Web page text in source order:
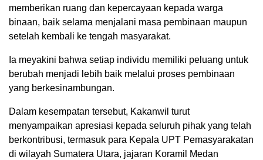
memberikan ruang dan kepercayaan kepada warga
binaan, baik selama menjalani masa pembinaan maupun
setelah kembali ke tengah masyarakat.
Ia meyakini bahwa setiap individu memiliki peluang untuk
berubah menjadi lebih baik melalui proses pembinaan
yang berkesinambungan.
Dalam kesempatan tersebut, Kakanwil turut
menyampaikan apresiasi kepada seluruh pihak yang telah
berkontribusi, termasuk para Kepala UPT Pemasyarakatan
di wilayah Sumatera Utara, jajaran Koramil Medan